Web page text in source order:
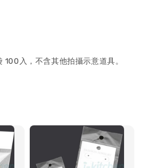
入，不含其他拍攝示意道具。